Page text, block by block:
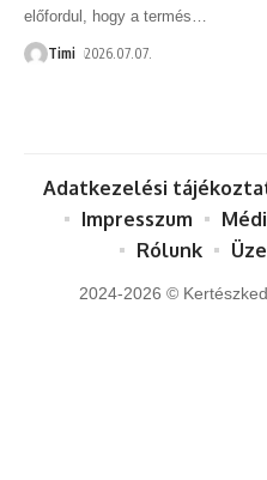
előfordul, hogy a termés
Timi 2026.07.07.
2024-2026 ©
Adatkezelési
Impresszum
Rólunk